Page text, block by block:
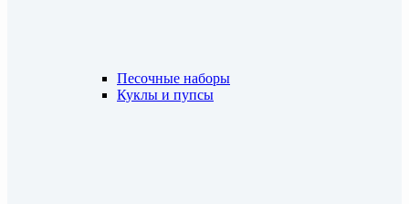
Песочные наборы
Куклы и пупсы